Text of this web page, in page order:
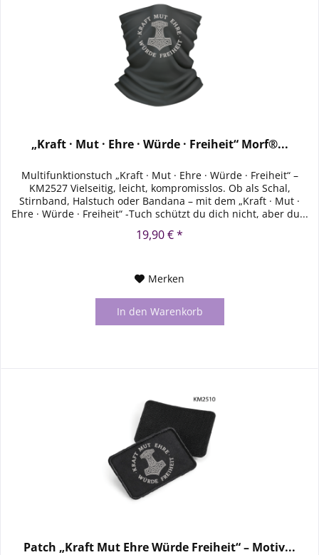
„Kraft · Mut · Ehre · Würde · Freiheit“ Morf®...
Multifunktionstuch „Kraft · Mut · Ehre · Würde · Freiheit“ –
KM2527 Vielseitig, leicht, kompromisslos. Ob als Schal,
Stirnband, Halstuch oder Bandana – mit dem „Kraft · Mut ·
Ehre · Würde · Freiheit“ -Tuch schützt du dich nicht, aber du...
19,90 € *
Merken
In den Warenkorb
Patch „Kraft Mut Ehre Würde Freiheit“ – Motiv...